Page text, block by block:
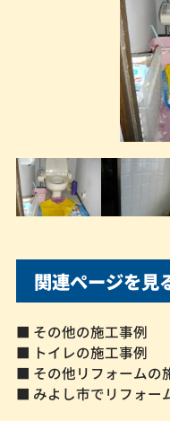
関連ページを見
■ その他の施工事例
■ トイレの施工事例
■ その他リフォームの
■ みよし市でリフォー